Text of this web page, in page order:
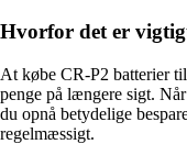
Hvorfor det er
At købe CR-P2 batterier
penge på længere sigt.
du opnå betydelige
regelmæssigt.